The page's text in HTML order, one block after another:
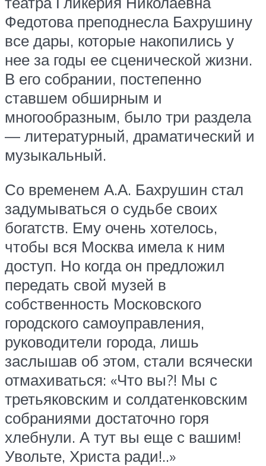
Федотова преподнесла Бахрушину
все дары, которые накопились у
нее за годы ее сценической жизни.
В его собрании, постепенно
ставшем обширным и
многообразным, было три раздела
— литературный, драматический и
музыкальный.
Со временем А.А. Бахрушин стал
задумываться о судьбе своих
богатств. Ему очень хотелось,
чтобы вся Москва имела к ним
доступ. Но когда он предложил
передать свой музей в
собственность Московского
городского самоуправления,
руководители города, лишь
заслышав об этом, стали всячески
отмахиваться: «Что вы?! Мы с
третьяковским и солдатенковским
собраниями достаточно горя
хлебнули. А тут вы еще с вашим!
Увольте, Христа ради!..»